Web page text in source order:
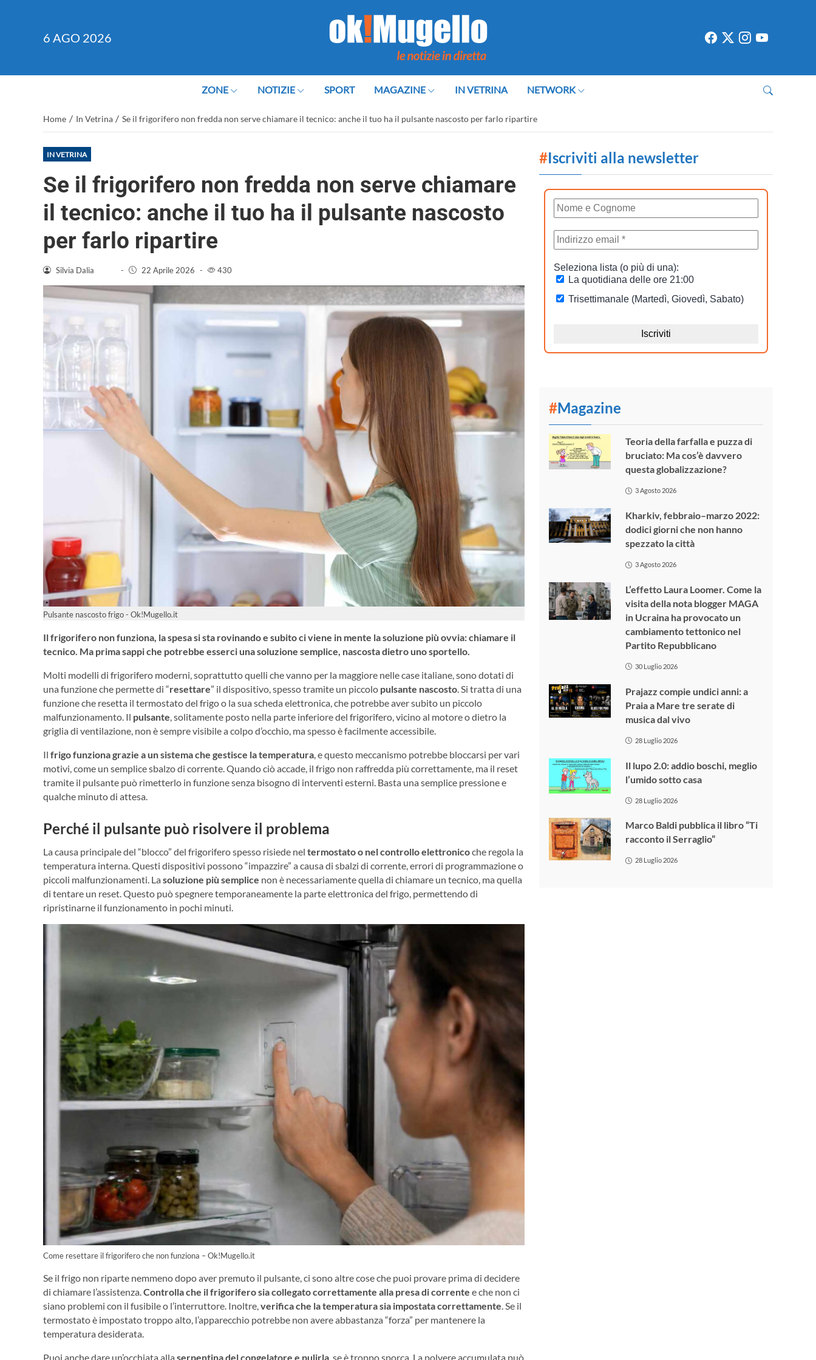
6 AGO 2026
ZONE NOTIZIE SPORT MAGAZINE IN VETRINA NETWORK
Home / In Vetrina / Se il frigorifero non fredda non serve chiamare il tecnico: anche il tuo ha il pulsante nascosto per farlo ripartire
IN VETRINA
Se il frigorifero non fredda non serve chiamare
il tecnico: anche il tuo ha il pulsante nascosto
per farlo ripartire
Silvia Dalia - 22 Aprile 2026 - 430
Pulsante nascosto frigo - Ok!Mugello.it
Il frigorifero non funziona, la spesa si sta rovinando e subito ci viene in mente la soluzione più ovvia: chiamare il
tecnico. Ma prima sappi che potrebbe esserci una soluzione semplice, nascosta dietro uno sportello.
Molti modelli di frigorifero moderni, soprattutto quelli che vanno per la maggiore nelle case italiane, sono dotati di
una funzione che permette di “resettare” il dispositivo, spesso tramite un piccolo pulsante nascosto . Si tratta di una
funzione che resetta il termostato del frigo o la sua scheda elettronica, che potrebbe aver subito un piccolo
malfunzionamento. Il pulsante , solitamente posto nella parte inferiore del frigorifero, vicino al motore o dietro la
griglia di ventilazione, non è sempre visibile a colpo d’occhio, ma spesso è facilmente accessibile.
Il frigo funziona grazie a un sistema che gestisce la temperatura , e questo meccanismo potrebbe bloccarsi per vari
motivi, come un semplice sbalzo di corrente. Quando ciò accade, il frigo non raffredda più correttamente, ma il reset
tramite il pulsante può rimetterlo in funzione senza bisogno di interventi esterni. Basta una semplice pressione e
qualche minuto di attesa.
Perché il pulsante può risolvere il problema
La causa principale del “blocco” del frigorifero spesso risiede nel termostato o nel controllo elettronicoche regola la
temperatura interna. Questi dispositivi possono “impazzire” a causa di sbalzi di corrente, errori di programmazione o
piccoli malfunzionamenti. La soluzione più semplice non è necessariamente quella di chiamare un tecnico, ma quella
di tentare un reset. Questo può spegnere temporaneamente la parte elettronica del frigo, permettendo di
ripristinarne il funzionamento in pochi minuti.
Come resettare il frigorifero che non funziona – Ok!Mugello.it
Se il frigo non riparte nemmeno dopo aver premuto il pulsante, ci sono altre cose che puoi provare prima di decidere
di chiamare l’assistenza.Controlla che il frigorifero sia collegato correttamente alla presa di corrente e che non ci
siano problemi con il fusibile o l’interruttore. Inoltre,verifica che la temperatura sia impostata correttamente. Se il
termostato è impostato troppo alto, l’apparecchio potrebbe non avere abbastanza “forza” per mantenere la
temperatura desiderata.
Puoi anche dare un’occhiata alla serpentina del congelatore e pulirla , se è troppo sporca. La polvere accumulata può
#Iscriviti alla newsletter
#Magazine
Teoria della farfalla e puzza di
bruciato: Ma cos’è davvero
questa globalizzazione?
3 Agosto 2026
Kharkiv, febbraio–marzo 2022:
dodici giorni che non hanno
spezzato la città
3 Agosto 2026
L’effetto Laura Loomer. Come la
visita della nota blogger MAGA
in Ucraina ha provocato un
cambiamento tettonico nel
Partito Repubblicano
30 Luglio 2026
Prajazz compie undici anni: a
Praia a Mare tre serate di
musica dal vivo
28 Luglio 2026
Il lupo 2.0: addio boschi, meglio
l’umido sotto casa
28 Luglio 2026
Marco Baldi pubblica il libro “Ti
racconto il Serraglio”
28 Luglio 2026